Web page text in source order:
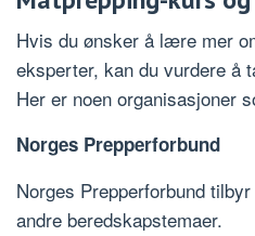
Hvis du ønsker å lære mer
eksperter, kan du vurdere å
Her er noen organisasjoner
Norges Prepperforbund
Norges Prepperforbund
andre beredskapstemaer.